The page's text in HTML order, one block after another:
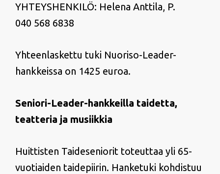
YHTEYSHENKILÖ: Helena Anttila, P.
040 568 6838
Yhteenlaskettu tuki Nuoriso-Leader-
hankkeissa on 1425 euroa.
Seniori-Leader-hankkeilla taidetta,
teatteria ja musiikkia
Huittisten Taideseniorit toteuttaa yli 65-
vuotiaiden taidepiirin. Hanketuki kohdistuu